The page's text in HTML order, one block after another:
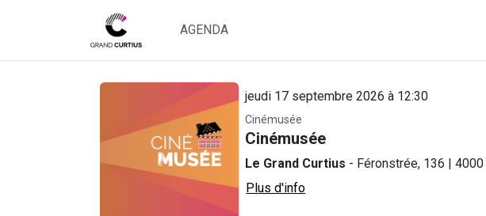
AGENDA
jeudi 17 septembre 2026 à 12:30
Cinémusée
Cinémusée
Le Grand Curtius - Féronstrée, 136 |
Plus d'info